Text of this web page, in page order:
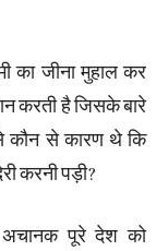
का जीना मुहाल कर
करती है जिसके बारे
कौन से कारण थे कि
करनी पड़ी?
अचानक पूरे देश को